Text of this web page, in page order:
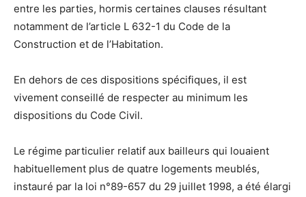
entre les parties, hormis certaines clauses résultant
notamment de l’article L 632-1 du Code de la
Construction et de l’Habitation.
En dehors de ces dispositions spécifiques, il est
vivement conseillé de respecter au minimum les
dispositions du Code Civil.
Le régime particulier relatif aux bailleurs qui louaient
habituellement plus de quatre logements meublés,
instauré par la loi n°89-657 du 29 juillet 1998, a été élargi